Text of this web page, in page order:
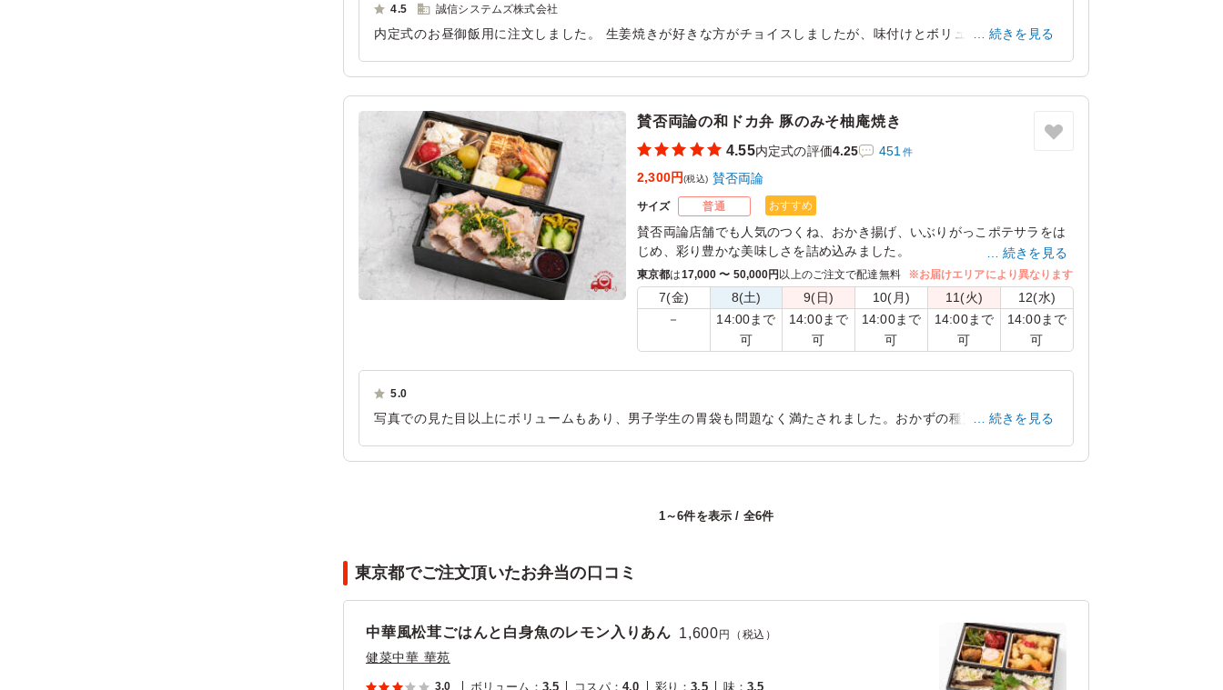
4.5 誠信システムズ株式会社
内定式のお昼御飯用に注文しました。 生姜焼きが好きな方がチョイスしましたが、味付けとボリューム感のどち
続きを見る
賛否両論の和ドカ弁 豚のみそ柚庵焼き
4.55内定式の評価4.25 451 件
2,300円(税込) 賛否両論
サイズ 普通 おすすめ
賛否両論店舗でも人気のつくね、おかき揚げ、いぶりがっこポテサラをは
じめ、彩り豊かな美味しさを詰め込みました。
「がっつり！でもさっぱり！」みそ漬けにして、ほんのりゆずを効かせた
豚を、しっとりと焼き上げてご飯にオン！
「美味しさも重さもずっしりくるのが嬉しい！」ご飯の上におかずを乗せ
た、笠原が大好きなドカ弁を、賛否両論スタイルでお楽しみください。
こだわりの梅だれをかければ、あっという間に完食間違いなしです。
続きを見る
東京都は17,000 〜 50,000円 以上のご注文で配達無料 ※お届けエリアにより異なります
7(金) 8(土) 9(日) 10(月) 11(火) 12(水)
－
14:00まで
可
14:00まで
可
14:00まで
可
14:00まで
可
14:00まで
可
5.0
写真での見た目以上にボリュームもあり、男子学生の胃袋も問題なく満たされました。おかずの種類もたくさんあ
味しいのも高評価です。また利用したいと思います。
続きを見る
1～6件を表示 / 全6件
東京都でご注文頂いたお弁当の口コミ
中華風松茸ごはんと白身魚のレモン入りあん 1,600 円（税込）
健菜中華 華苑
3.0 ボリューム ： 3.5 コスパ： 4.0 彩り ：3.5 味：3.5